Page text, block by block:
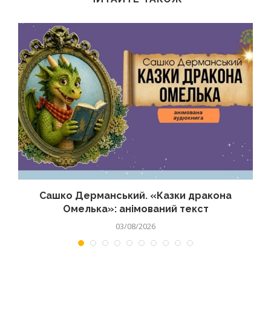
Сашко Дерманський. «Казки дракона
Омелька»: анімований текст
03/08/2026